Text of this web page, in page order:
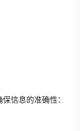
信息的准确性：